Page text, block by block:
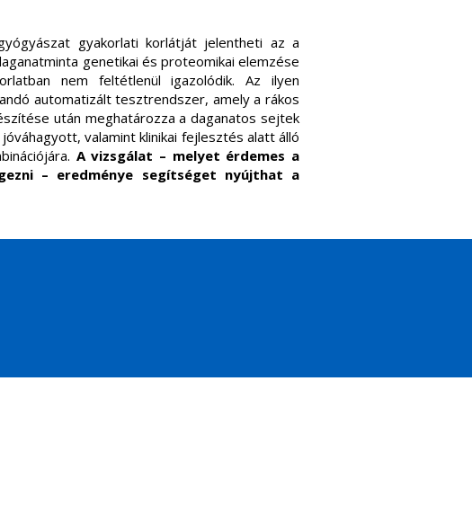
gyakorlati korlátját jelentheti az a
genetikai és proteomikai elemzése
nem feltétlenül igazolódik. Az ilyen
automatizált tesztrendszer, amely a rákos
után meghatározza a daganatos sejtek
valamint klinikai fejlesztés alatt álló
A vizsgálat – melyet érdemes a
– eredménye segítséget nyújthat a